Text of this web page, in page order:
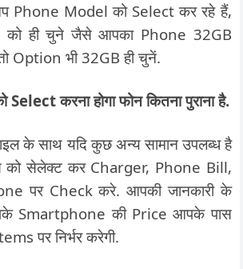
Phone Model को Select कर रहे हैं,
को ही चुने जैसे आपका Phone 32GB
Option भी 32GB ही चुनें.
करना होगा फोन कितना पुराना है.
के साथ यदि कुछ अन्य सामान उपलब्ध है
को सेलेक्ट कर Charger, Phone Bill,
पर Check करे. आपकी जानकारी के
Smartphone की Price आपके पास
पर निर्भर करेगी.